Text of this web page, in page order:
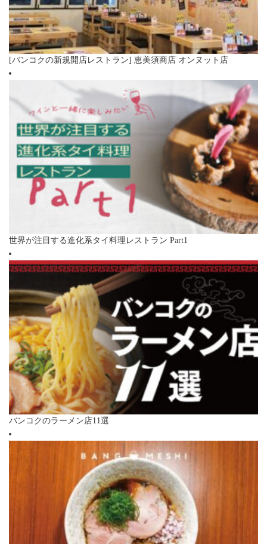
[バンコクの新規開店レストラン] 恵美須商店 オンヌット店
世界が注目する進化系タイ料理レストラン Part1
バンコクのラーメン店11選